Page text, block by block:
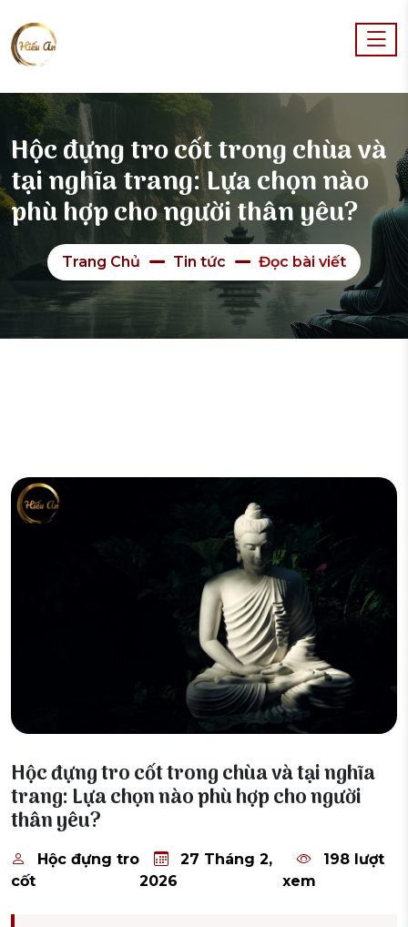
Hộc đựng tro cốt trong chùa và
tại nghĩa trang: Lựa chọn nào
phù hợp cho người thân yêu?
Trang Chủ Tin tức Đọc bài viết
Hộc đựng tro cốt trong chùa và tại nghĩa
trang: Lựa chọn nào phù hợp cho người
thân yêu?
Hộc đựng tro
cốt
27 Tháng 2,
2026
198 lượt
xem